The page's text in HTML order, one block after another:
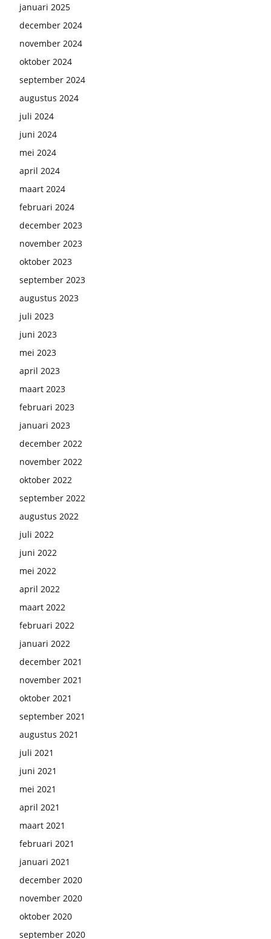
januari 2025
december 2024
november 2024
oktober 2024
september 2024
augustus 2024
juli 2024
juni 2024
mei 2024
april 2024
maart 2024
februari 2024
december 2023
november 2023
oktober 2023
september 2023
augustus 2023
juli 2023
juni 2023
mei 2023
april 2023
maart 2023
februari 2023
januari 2023
december 2022
november 2022
oktober 2022
september 2022
augustus 2022
juli 2022
juni 2022
mei 2022
april 2022
maart 2022
februari 2022
januari 2022
december 2021
november 2021
oktober 2021
september 2021
augustus 2021
juli 2021
juni 2021
mei 2021
april 2021
maart 2021
februari 2021
januari 2021
december 2020
november 2020
oktober 2020
september 2020